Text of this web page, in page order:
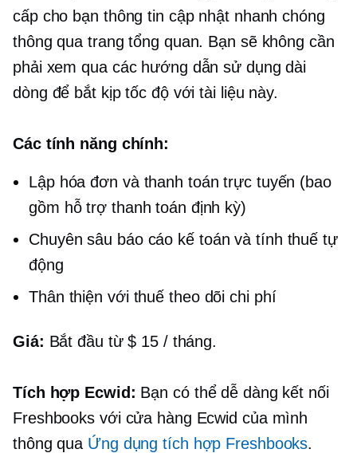
cấp cho bạn thông tin cập nhật nhanh chóng
thông qua trang tổng quan. Bạn sẽ không cần
phải xem qua các hướng dẫn sử dụng dài
dòng để bắt kịp tốc độ với tài liệu này.
Các tính năng chính:
Lập hóa đơn và thanh toán trực tuyến (bao
gồm hỗ trợ thanh toán định kỳ)
Chuyên sâu báo cáo kế toán và tính thuế tự
động
Thân thiện với thuế theo dõi chi phí
Giá: Bắt đầu từ $ 15 / tháng.
Tích hợp Ecwid: Bạn có thể dễ dàng kết nối
Freshbooks với cửa hàng Ecwid của mình
thông qua Ứng dụng tích hợp Freshbooks.